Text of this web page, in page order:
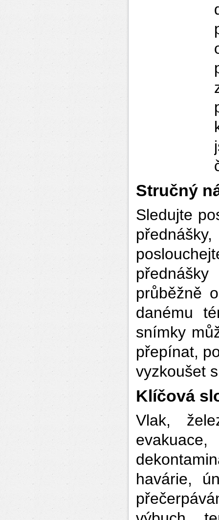
Stručný
Sledujte
průběžně
danému
snímky
přepínat,
vyzkoušet
Klíčová
Vlak,
havárie,